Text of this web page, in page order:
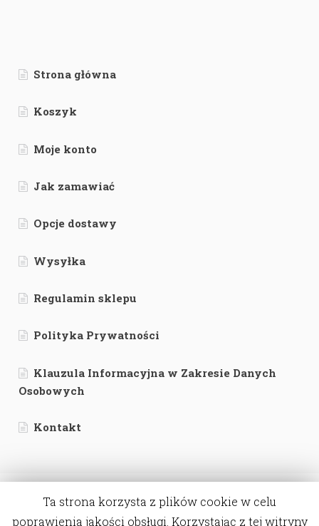
Strona główna
Koszyk
Moje konto
Jak zamawiać
Opcje dostawy
Wysyłka
Regulamin sklepu
Polityka Prywatności
Klauzula Informacyjna w Zakresie Danych
Osobowych
Kontakt
Ta strona korzysta z plików cookie w celu
poprawienia jakości obsługi. Korzystając z tej witryny